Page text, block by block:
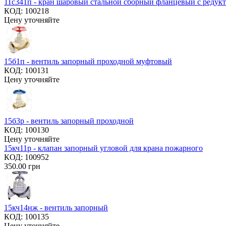
КОД: 100218
Цену уточняйте
15б1п - вентиль запорный проходной муфтовый
КОД: 100131
Цену уточняйте
15б3р - вентиль запорный проходной
КОД: 100130
Цену уточняйте
15кч11р - клапан запорный угловой для крана пожарного
КОД: 100952
350.00 грн
15кч14нж - вентиль запорный
КОД: 100135